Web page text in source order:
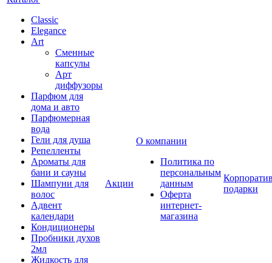
Classic
Elegance
Art
Сменные
капсулы
Арт
диффузоры
Парфюм для
дома и авто
Парфюмерная
вода
Гели для душа
Репелленты
Ароматы для
бани и сауны
Шампуни для
волос
Адвент
календари
Кондиционеры
Пробники духов
2мл
Жидкость для
Акции
О компании
Политика по
персональным
данным
Оферта
интернет-
магазина
подарки